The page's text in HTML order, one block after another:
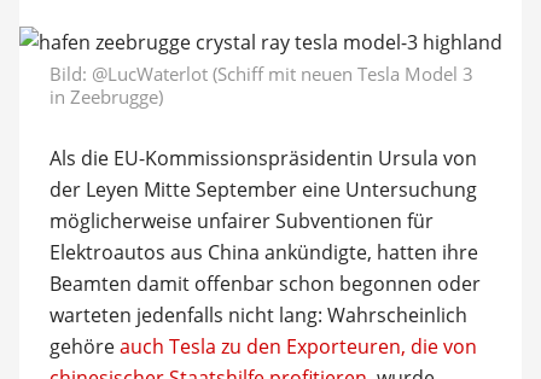
Bild: @LucWaterlot (Schiff mit neuen Tesla Model 3
in Zeebrugge)
Als die EU-Kommissionspräsidentin Ursula von
der Leyen Mitte September eine Untersuchung
möglicherweise unfairer Subventionen für
Elektroautos aus China ankündigte, hatten ihre
Beamten damit offenbar schon begonnen oder
warteten jedenfalls nicht lang: Wahrscheinlich
gehöreauch Tesla zu den Exporteuren, die von